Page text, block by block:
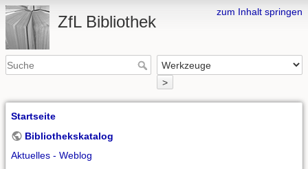
zum Inhalt springen
ZfL Bibliothek
>
Startseite
Bibliothekskatalog
Aktuelles - Weblog